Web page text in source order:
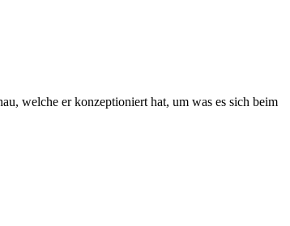
welche er konzeptioniert hat, um was es sich beim